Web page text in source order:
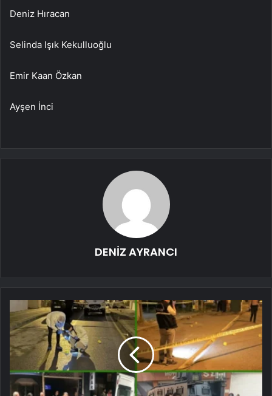
Deniz Hıracan
Selinda Işık Kekulluoğlu
Emir Kaan Özkan
Ayşen İnci
DENİZ AYRANCI